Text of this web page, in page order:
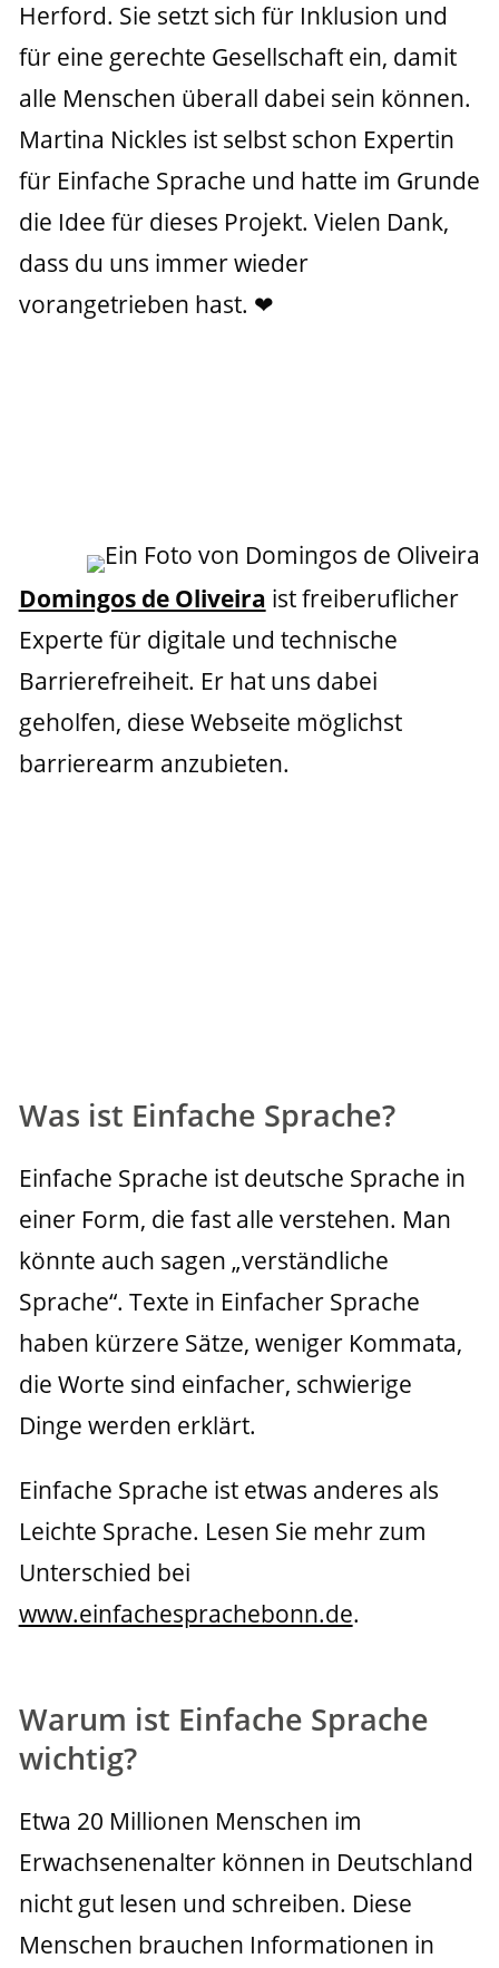
Herford. Sie setzt sich für Inklusion und
für eine gerechte Gesellschaft ein, damit
alle Menschen überall dabei sein können.
Martina Nickles ist selbst schon Expertin
für Einfache Sprache und hatte im Grunde
die Idee für dieses Projekt. Vielen Dank,
dass du uns immer wieder
vorangetrieben hast. ❤
Domingos de Oliveira ist freiberuflicher
Experte für digitale und technische
Barrierefreiheit. Er hat uns dabei
geholfen, diese Webseite möglichst
barrierearm anzubieten.
Was ist Einfache Sprache?
Einfache Sprache ist deutsche Sprache in
einer Form, die fast alle verstehen. Man
könnte auch sagen „verständliche
Sprache“. Texte in Einfacher Sprache
haben kürzere Sätze, weniger Kommata,
die Worte sind einfacher, schwierige
Dinge werden erklärt.
Einfache Sprache ist etwas anderes als
Leichte Sprache. Lesen Sie mehr zum
www.einfachesprachebonn.de.
Warum ist Einfache Sprache
wichtig?
Etwa 20 Millionen Menschen im
Erwachsenenalter können in Deutschland
nicht gut lesen und schreiben. Diese
Menschen brauchen Informationen in